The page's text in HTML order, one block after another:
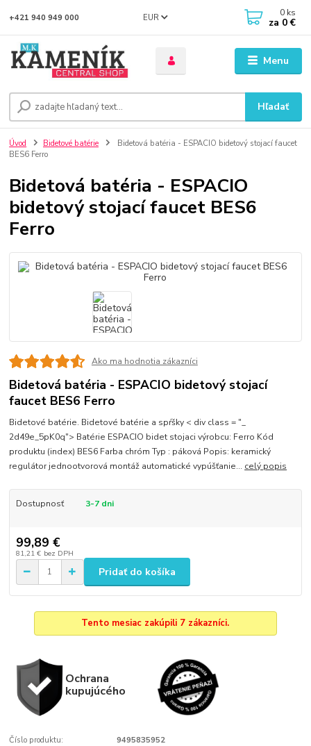
Menu
EUR
Hľadať
+421 940 949 000 0 ks
za 0 €
Úvod Bidetové batérie
Bidetová batéria - ESPACIO bidetový stojací faucet
BES6 Ferro
Bidetová batéria - ESPACIO
bidetový stojací faucet BES6
Ferro
Ako ma hodnotia zákazníci
Bidetová batéria - ESPACIO bidetový stojací
faucet BES6 Ferro
Bidetové batérie. Bidetové batérie a spŕšky < div class = "_
2d49e_5pK0q"> Batérie ESPACIO bidet stojaci výrobcu: Ferro Kód
produktu (index) BES6 Farba chróm Typ : páková Popis: keramický
regulátor jednootvorová montáž automatické vypúšťanie... celý popis
Dostupnosť 3-7 dni
99,89 €
81,21 € bez DPH
Pridať do košíka
Tento mesiac zakúpili 7 zákazníci.
Ochrana
kupujúcého
Číslo produktu: 9495835952